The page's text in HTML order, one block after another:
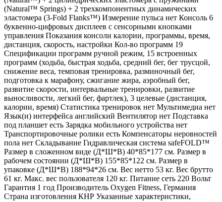
(Natural™ Springs) + 2 трехкомпонентных динамических
эластомера (3-Fold Flanks™) Измерение пульса нет Консоль 6
буквенно-цифровых дисплеев с сенсорными кнопками
управления Показания консоли калории, программы, время,
дистанция, скорость, настройки Кол-во программ 19
Спецификации программ ручной режим, 15 встроенных
программ (ходьба, быстрая ходьба, средний бег, бег трусцой,
снижение веса, темповая тренировка, разминочный бег,
подготовка к марафону, сжигание жира, аэробный бег,
развитие скорости, интервальные тренировки, развитие
выносливости, легкий бег, фартлек), 3 целевые (дистанция,
калории, время) Статистика тренировок нет Мультимедиа нет
Язык(и) интерфейса английский Вентилятор нет Подставка
под планшет есть Зарядка мобильного устройства нет
Транспортировочные ролики есть Компенсаторы неровностей
пола нет Складывание Гидравлическая система safeFOLD™
Размер в сложенном виде (Д*Ш*В) 40*85*177 см. Размер в
рабочем состоянии (Д*Ш*В) 155*85*122 см. Размер в
упаковке (Д*Ш*В) 188*94*26 см. Вес нетто 53 кг. Вес брутто
61 кг. Макс. вес пользователя 120 кг. Питание сеть 220 Вольт
Гарантия 1 год Производитель Oxygen Fitness, Германия
Страна изготовления КНР Указанные характеристики,